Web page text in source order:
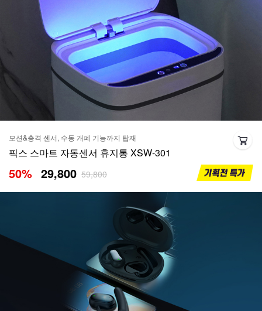
모션&충격 센서, 수동 개폐 기능까지 탑재
픽스 스마트 자동센서 휴지통 XSW-301
50% 29,800 59,800